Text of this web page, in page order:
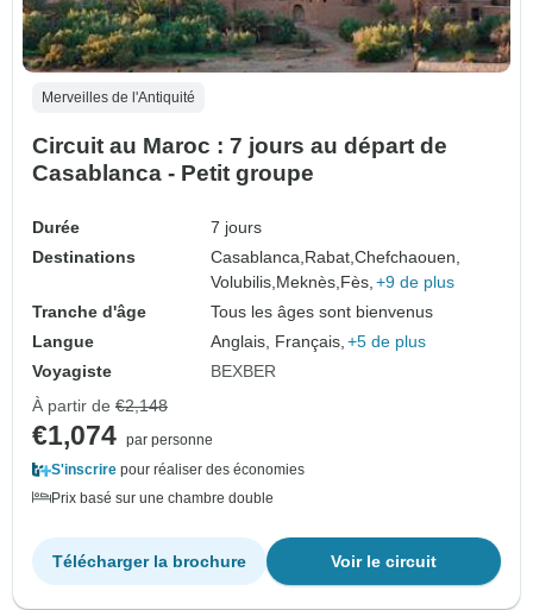
Merveilles de l'Antiquité
Circuit au Maroc : 7 jours au départ de
Casablanca - Petit groupe
Durée
7 jours
Destinations
Casablanca, Rabat,Chefchaouen,
Volubilis, Meknès, Fès, +9 de plus
Tranche d'âge
Tous les âges sont bienvenus
Langue
Anglais, Français, +5 de plus
Voyagiste
BEXBER
À partir de €2,148
€1,074 par personne
S'inscrire pour réaliser des économies
Prix basé sur une chambre double
Voir le circuit
Télécharger la brochure